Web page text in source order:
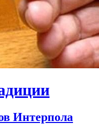
Интерпола